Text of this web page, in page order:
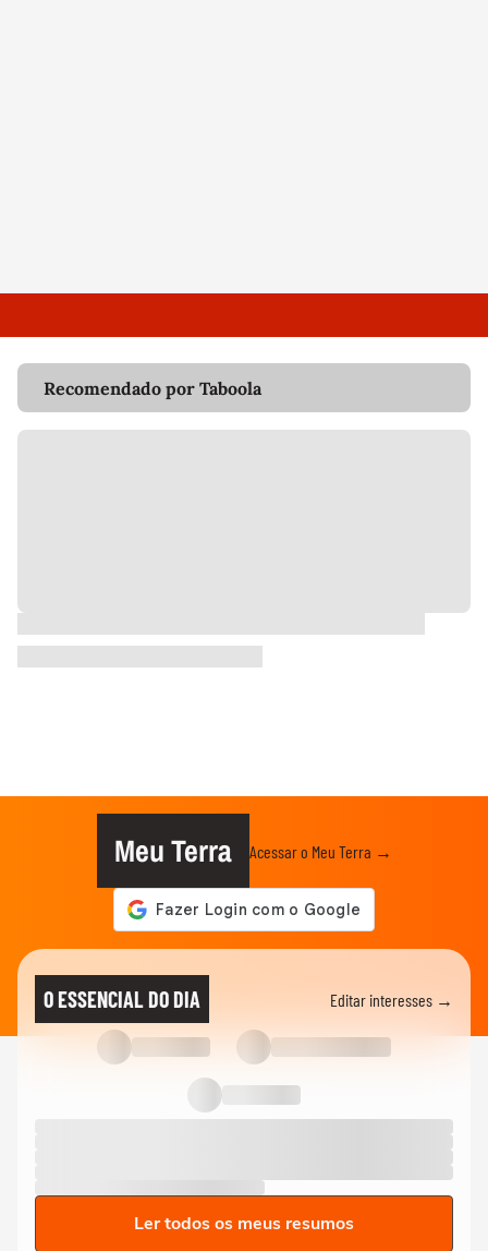
Recomendado por Taboola
Meu Terra Acessar o Meu Terra →
O ESSENCIAL DO DIA Editar interesses →
Ler todos os meus resumos